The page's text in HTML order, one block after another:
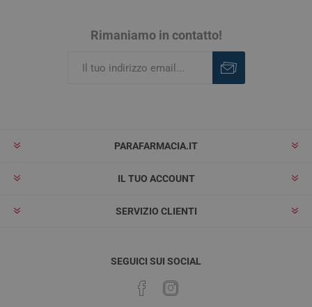
Rimaniamo in contatto!
PARAFARMACIA.IT
IL TUO ACCOUNT
SERVIZIO CLIENTI
SEGUICI SUI SOCIAL